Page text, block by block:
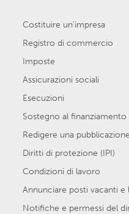
Costituire un'impresa
Registro di commercio
Imposte
Assicurazioni sociali
Esecuzioni
Sostegno al finanziamento
Redigere una
Diritti di protezione (IPI)
Condizioni di lavoro
Annunciare posti vacanti e
Notifiche e permessi del